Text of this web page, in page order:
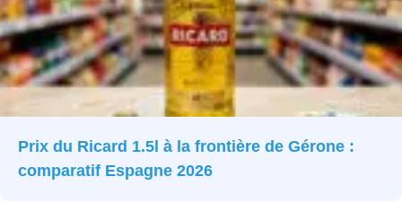
Prix du Ricard 1.5l à la frontière de Gérone :
comparatif Espagne 2026